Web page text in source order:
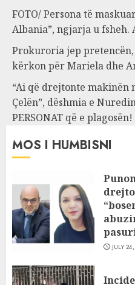
FOTO/ Persona të
Albania”, ngjarja u fsheh.
Prokuroria jep
kërkon për Mariela dhe
“Ai që drejtonte makinën
Çelën”, dëshmia e
PERSONAT që e plagosën!
MOS I HUMBISNI
JULY